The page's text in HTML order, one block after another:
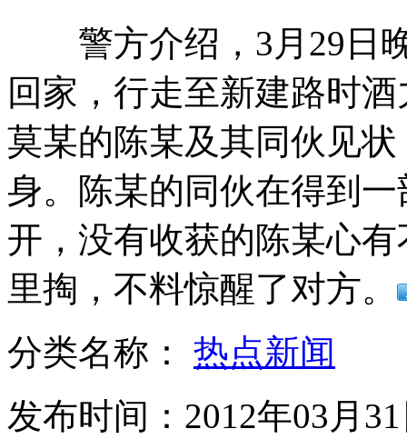
工信部称年内4M宽带用户超半数
希腊拘留数百名非法移民
山西运城恶犬咬伤多人 警民合力深夜将其击毙
女孩北京地铁殴打老人 痛下狠手拳打脚踢
无痛分娩是否安全 医生回应
外交部：反对强权政治霸凌主义
警方介绍，3月29日晚
回家，行走至新建路时
莫某的陈某及其同伙见
身。陈某的同伙在得到
开，没有收获的陈某心
里掏，不料惊醒了对方。
分类名称： 热点新闻
发布时间：2012年03月